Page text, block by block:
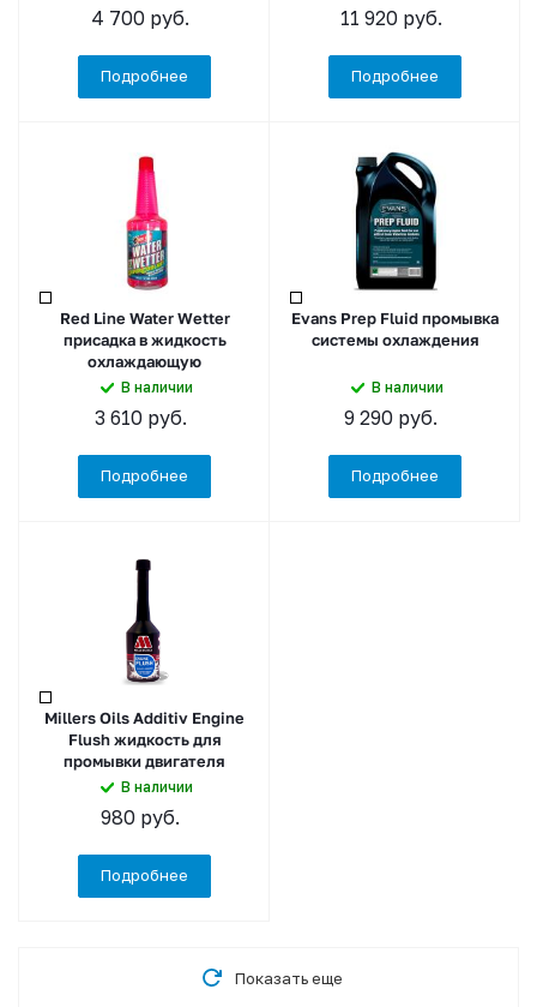
4 700 руб.
Подробнее
11 920руб.
Подробнее
Red Line Water Wetter
присадка в жидкость
охлаждающую
В наличии
3 610руб.
Подробнее
Evans Prep Fluid промывка
системы охлаждения
В наличии
9 290 руб.
Подробнее
Millers Oils Additiv Engine
Flush жидкость для
промывки двигателя
В наличии
980 руб.
Подробнее
Показать еще